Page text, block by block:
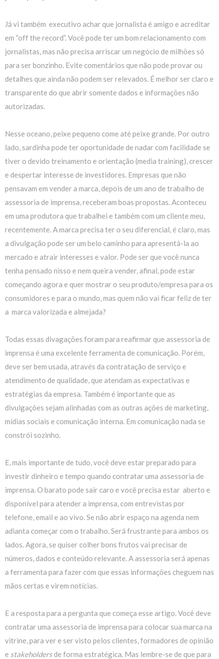
Já vi também executivo achar que jornalista é amigo e acreditar
em “off the record”. Você pode ter um bom relacionamento com
jornalistas, mas não precisa arriscar um negócio de milhões só
para ser bonzinho. Evite comentários que não pode provar ou
detalhes que ainda não podem ser relevados. É melhor ser claro e
transparente do que abrir somente dados e informações não
autorizadas.
Nesse oceano, peixe pequeno come até peixe grande. Por outro
lado, sardinha pode ter oportunidade de nadar com facilidade se
tiver o devido treinamento e orientação (media training), crescer
e despertar interesse de investidores. Empresas que não
pensavam em vender a marca, depois de um ano de trabalho de
assessoria de imprensa, receberam boas propostas. Aconteceu
em uma produtora que trabalhei e também com um cliente meu,
recentemente. A marca precisa ter o seu diferencial, é claro, mas
a divulgação pode ser um belo caminho para apresentá-la ao
mercado e atrair interesses e valor. Pode ser que você nunca
tenha pensado nisso e nem queira vender, afinal, pode estar
começando agora e quer mostrar o seu produto/empresa para os
consumidores e para o mundo, mas quem não vai ficar feliz de ter
a marca valorizada e almejada?
Todas essas divagações foram para reafirmar que assessoria de
imprensa é uma excelente ferramenta de comunicação. Porém,
deve ser bem usada, através da contratação de serviço e
atendimento de qualidade, que atendam as expectativas e
estratégias da empresa. Também é importante que as
divulgações sejam alinhadas com as outras ações de marketing,
mídias sociais e comunicação interna. Em comunicação nada se
constrói sozinho.
E, mais importante de tudo, você deve estar preparado para
investir dinheiro e tempo quando contratar uma assessoria de
imprensa. O barato pode sair caro e você precisa estar aberto e
disponível para atender a imprensa, com entrevistas por
telefone, email e ao vivo. Se não abrir espaço na agenda nem
adianta começar com o trabalho. Será frustrante para ambos os
lados. Agora, se quiser colher bons frutos vai precisar de
números, dados e conteúdo relevante. A assessoria será apenas
a ferramenta para fazer com que essas informações cheguem nas
mãos certas e virem notícias.
E a resposta para a pergunta que começa esse artigo. Você deve
contratar uma assessoria de imprensa para colocar sua marca na
vitrine, para ver e ser visto pelos clientes, formadores de opinião
e stakeholdersde forma estratégica. Mas lembre-se de que para